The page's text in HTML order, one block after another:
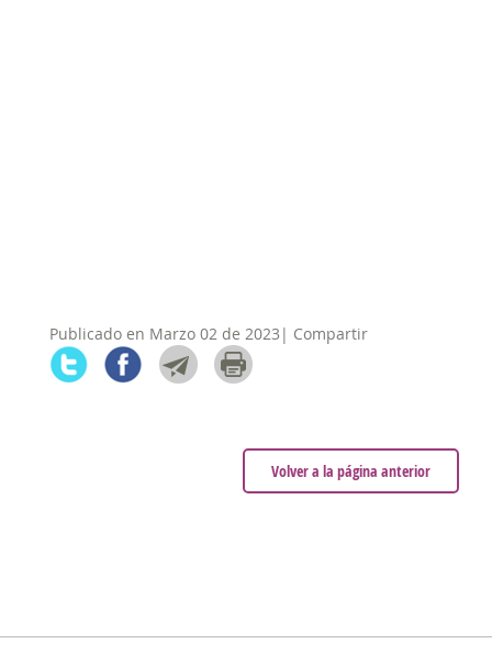
Publicado en Marzo 02 de 2023| Compartir
Volver a la página anterior